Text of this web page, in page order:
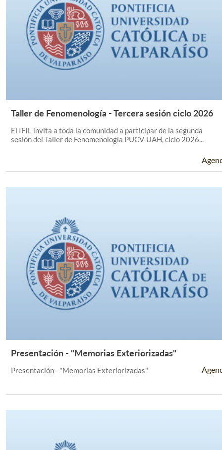
Leer Más +
Taller de Fenomenología - Tercera sesión ciclo 2026
El IFIL invita a toda la comunidad a participar de la segunda
sesión del Taller de Fenomenología PUCV-UAH, ciclo 2026...
Leer Más +
Presentación - "Memorias Exteriorizadas"
Presentación - "Memorias Exteriorizadas"